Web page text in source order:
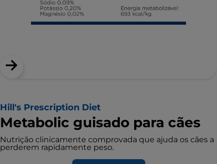
Hill's Prescription Diet
Metabolic guisado para cães
Nutrição clinicamente comprovada que ajuda os cães a
perderem rapidamente peso.